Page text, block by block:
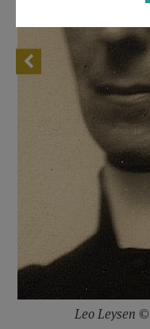
Leo Leysen